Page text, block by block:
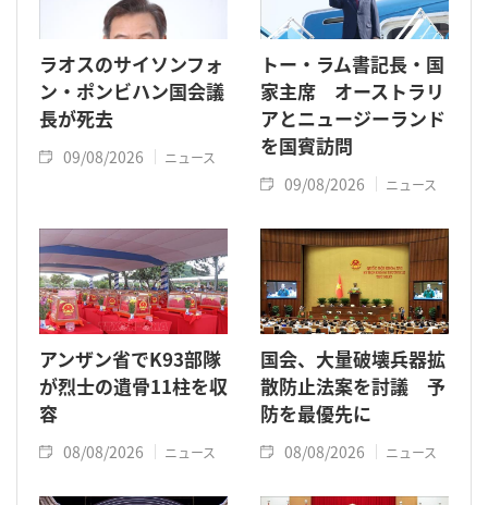
ラオスのサイソンフォ
ン・ポンビハン国会議
長が死去
09/08/2026 ニュース
トー・ラム書記長・国
家主席 オーストラリ
アとニュージーランド
を国賓訪問
09/08/2026 ニュース
アンザン省でK93部隊
が烈士の遺骨11柱を収
容
08/08/2026 ニュース
国会、大量破壊兵器拡
散防止法案を討議 予
防を最優先に
08/08/2026 ニュース